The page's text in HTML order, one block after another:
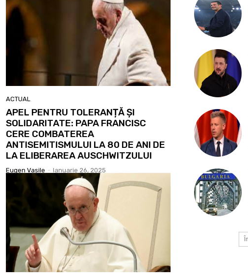
ACTUAL
APEL PENTRU TOLERANȚĂ ȘI
SOLIDARITATE: PAPA FRANCISC
CERE COMBATEREA
ANTISEMITISMULUI LA 80 DE ANI DE
LA ELIBERAREA AUSCHWITZULUI
Eugen Vasile - Ianuarie 26, 2025